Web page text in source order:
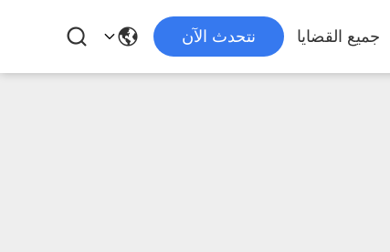
جميع القضايا نتحدث الآن